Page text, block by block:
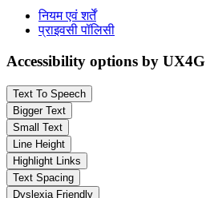
नियम एवं शर्तें
प्राइवसी पॉलिसी
Accessibility options by UX4G
Text To Speech
Bigger Text
Small Text
Line Height
Highlight Links
Text Spacing
Dyslexia Friendly